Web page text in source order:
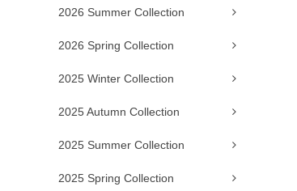
2026 Summer Collection
2026 Spring Collection
2025 Winter Collection
2025 Autumn Collection
2025 Summer Collection
2025 Spring Collection